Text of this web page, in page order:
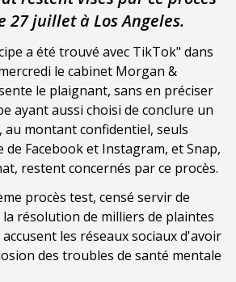
27 juillet à Los Angeles.
a été trouvé avec TikTok" dans
le cabinet Morgan &
le plaignant, sans en préciser
ayant aussi choisi de conclure un
au montant confidentiel, seuls
de Facebook et Instagram, et Snap,
restent concernés par ce procès.
procès test, censé servir de
résolution de milliers de plaintes
les réseaux sociaux d'avoir
des troubles de santé mentale